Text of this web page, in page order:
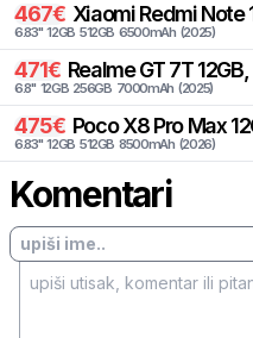
467€ Xiaomi Redmi Note
6.83" 12GB 512GB 6500mAh (2025)
471€ Realme GT 7T
6.8" 12GB 256GB 7000mAh (2025)
475€ Poco X8 Pro Max
6.83" 12GB 512GB 8500mAh (2026)
Komentari